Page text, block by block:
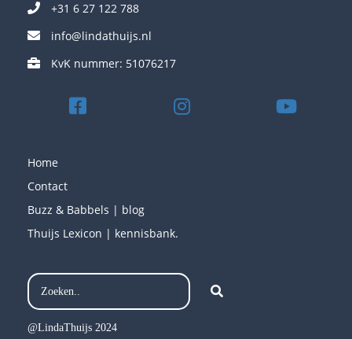
+31 6 27 122 788
info@lindathuijs.nl
KvK nummer: 51076217
Home
Contact
Buzz & Babbels | blog
Thuijs Lexicon | kennisbank.
@LindaThuijs 2024